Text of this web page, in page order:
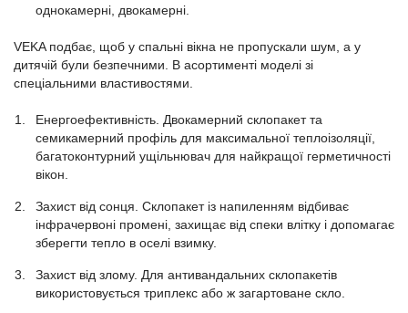
однокамерні, двокамерні.
VEKA подбає, щоб у спальні вікна не пропускали шум, а у
дитячій були безпечними. В асортименті моделі зі
спеціальними властивостями.
Енергоефективність. Двокамерний склопакет та
семикамерний профіль для максимальної теплоізоляції,
багатоконтурний ущільнювач для найкращої герметичності
вікон.
Захист від сонця. Склопакет із напиленням відбиває
інфрачервоні промені, захищає від спеки влітку і допомагає
зберегти тепло в оселі взимку.
Захист від злому. Для антивандальних склопакетів
використовується триплекс або ж загартоване скло.